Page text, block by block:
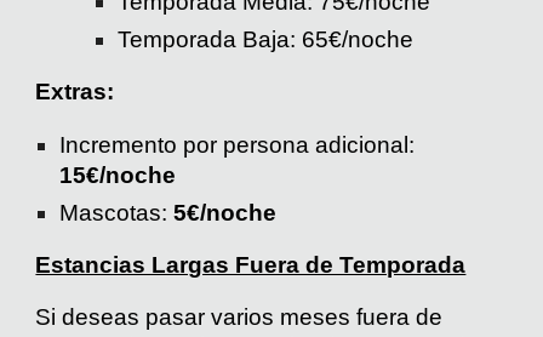
Temporada Baja: 65€/noche
Extras:
Incremento por persona adicional:
15€/noche
Mascotas:5€/noche
Estancias Largas Fuera de Temporada
Si deseas pasar varios meses fuera de